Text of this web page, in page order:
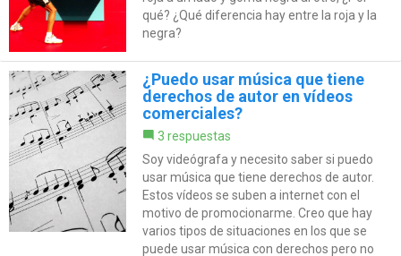
qué? ¿Qué diferencia hay entre la roja y la
negra?
¿Puedo usar música que tiene
derechos de autor en vídeos
comerciales?
3 respuestas
Soy videógrafa y necesito saber si puedo
usar música que tiene derechos de autor.
Estos vídeos se suben a internet con el
motivo de promocionarme. Creo que hay
varios tipos de situaciones en los que se
puede usar música con derechos pero no